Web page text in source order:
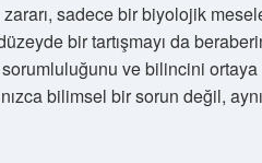
sadece bir biyolojik
bir tartışmayı da
ve bilincini
bilimsel bir sorun değil,